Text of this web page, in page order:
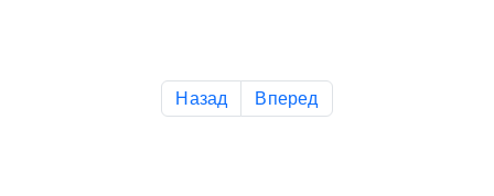
Назад Вперед